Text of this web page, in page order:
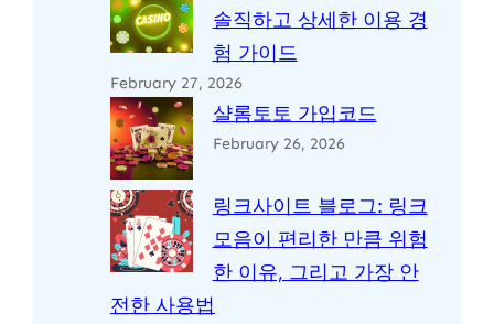
솔직하고 상세한 이용 경
험 가이드
February 27, 2026
샬롬토토 가입코드
February 26, 2026
링크사이트 블로그: 링크
모음이 편리한 만큼 위험
한 이유, 그리고 가장 안
전한 사용법